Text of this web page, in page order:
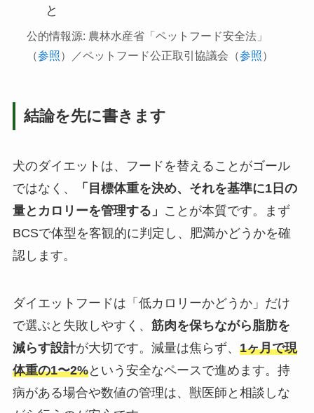
と
公的情報源: 農林水産省「ペットフード安全法」
（参照）／ペットフード公正取引協議会（参照）
結論を先に書きます
犬のダイエットは、フードを替えることがゴール
ではなく、
「目標体重を決め、それを基準に1日の
量とカロリーを管理する」 ことが本質です。まず
BCSで体型を客観的に判定し、肥満かどうかを確
認します。
ダイエットフードは「低カロリーかどうか」だけ
で選ぶと失敗しやすく、 筋肉を保ちながら脂肪を
減らす設計が大切です。減量は焦らず、 1ヶ月で現
体重の1〜2%という安全なペースで進めます。持
病がある場合や数値の管理は、獣医師と相談しな